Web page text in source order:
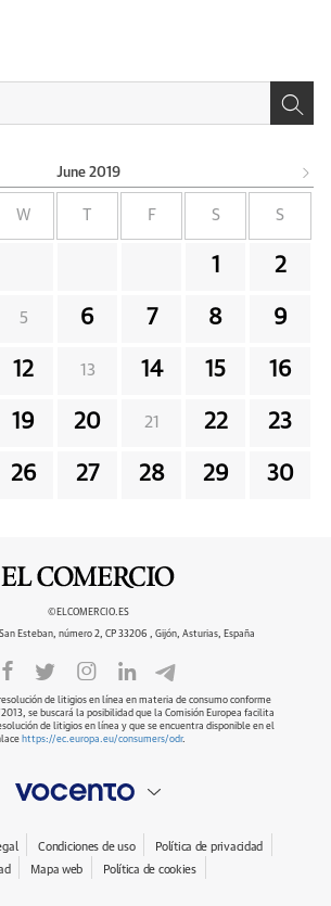
June 2019
W F S S
1 2
5 6 7 8 9
12 13 14 15 16
19 20 21 22 23
26 27 28 29 30
©ELCOMERCIO.ES
Esteban, número 2, CP 33206 , Gijón, Asturias, España
de litigios en línea en materia de consumo conforme
se buscará la posibilidad que la Comisión Europea facilita
de litigios en línea y que se encuentra disponible en el
https://ec.europa.eu/consumers/odr.
Condiciones de uso
Política de privacidad
Mapa web Política de cookies